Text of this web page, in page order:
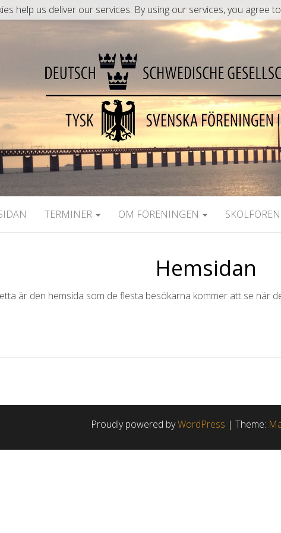
TERMINER OM FÖRENINGEN
Hemsidan
är den hemsida som de flesta besökarna kommer att se när
Proudly powered byWordPress | Theme:
help us deliver our services. By using our services, you agree